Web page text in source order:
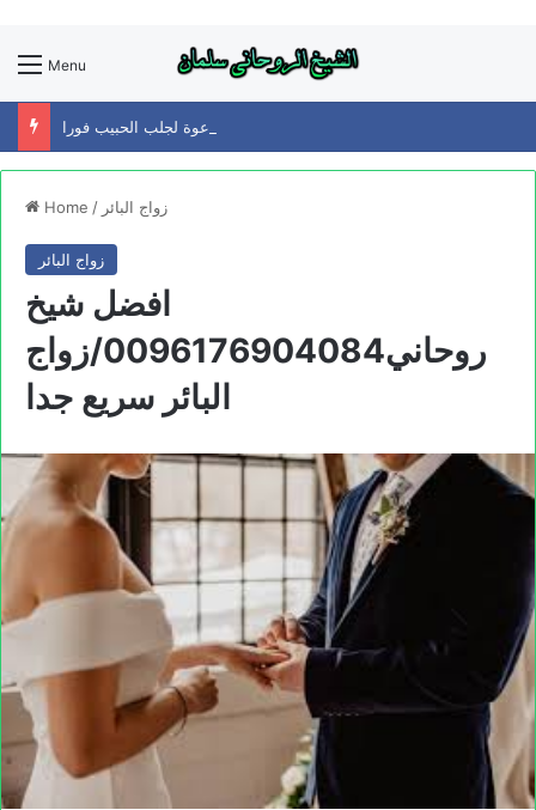
Menu
Home / زواج البائر
زواج البائر
افضل شيخ
روحاني0096176904084/زواج
البائر سريع جدا